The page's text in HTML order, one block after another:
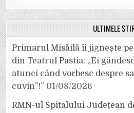
ULTIMELE
Primarul Misăilă îi jignește
din Teatrul Pastia: „Ei
atunci când vorbesc despre
cuvin”!” 01/08/2026
RMN-ul Spitalului Județean